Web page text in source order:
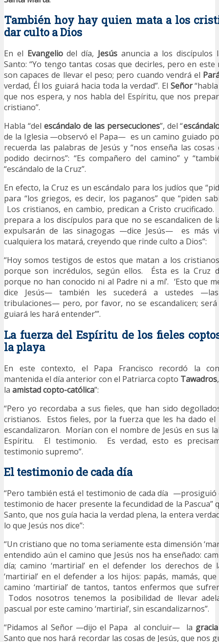
También hoy hay quien mata a los
dar culto a Dios
En el Evangeliodel día, Jesúsanuncia a los discípulos
Santo: “Yo tengo tantas cosas que decirles, pero en
son capaces de llevar el peso; pero cuando vendrá el
verdad, Él los guiará hacia toda la verdad”. El Señor
que nos espera, y nos habla del Espíritu, que nos
cristiano”.
Habla “del escándalo de las persecuciones”, del “
de la Iglesia —observó el Papa— es un camino guiado
recuerda las palabras de Jesús y “nos enseña las
podido decirnos”: “Es compañero del camino” y
“escándalo de la Cruz”.
En efecto, la Cruz es un escándalo para los judíos que
para “los griegos, es decir, los paganos” que “piden
Los cristianos, en cambio, predican a Cristo
prepara a los discípulos para que no se escandalicen de
expulsarán de las sinagogas —dice Jesús— es más
cualquiera los matará, creyendo que rinde culto a Dios”:
“Hoy somos testigos de estos que matan a los
porque son incrédulos, según ellos. Ésta es la Cruz
porque no han conocido ni al Padre ni a mí’. ‘Esto que
dice Jesús— también les sucederá a ustedes —las
tribulaciones— pero, por favor, no se escandalicen;
guiará les hará entender’”.
La fuerza del Espíritu de los fieles
la playa
En este contexto, el Papa Francisco recordó la
mantenida el día anterior con el Patriarca copto Tawadros
la amistad copto-católica”:
“Pero yo recordaba a sus fieles, que han sido
cristianos. Estos fieles, por la fuerza que les ha dado el
escandalizaron. Morían con el nombre de Jesús en sus
Espíritu. El testimonio. Es verdad, esto es
testimonio supremo”.
El testimonio de cada día
“Pero también está el testimonio de cada día
testimonio de hacer presente la fecundidad de la Pascua”
Santo, que nos guía hacia la verdad plena, la entera
lo que Jesús nos dice”:
“Un cristiano que no toma seriamente esta dimensión
entendido aún el camino que Jesús nos ha enseñado:
día; camino ‘martirial’ en el defender los derechos de
‘martirial’ en el defender a los hijos: papás, mamás,
camino ‘martirial’ de tantos, tantos enfermos que
Todos nosotros tenemos la posibilidad de llevar
pascual por este camino ‘martirial’, sin escandalizarnos”.
“Pidamos al Señor —dijo el Papa al concluir— la gracia
Santo que nos hará recordar las cosas de Jesús, que nos